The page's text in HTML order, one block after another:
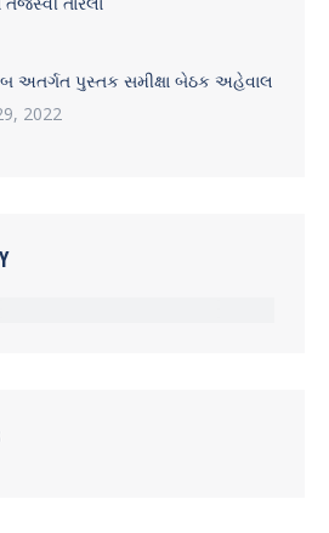
અતર્ગત પુસ્તક સમીક્ષા બેઠક અહેવાલ
2022